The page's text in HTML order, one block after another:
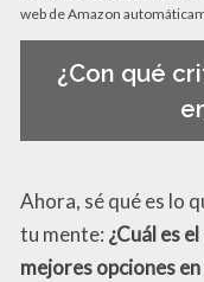
web de Amazon
¿Con qué
Ahora, sé qué es lo
tu mente: ¿Cuál es
mejores opciones